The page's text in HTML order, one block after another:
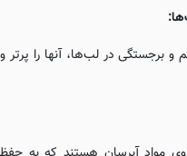
و برجستگی در لب‌ها، آنها را